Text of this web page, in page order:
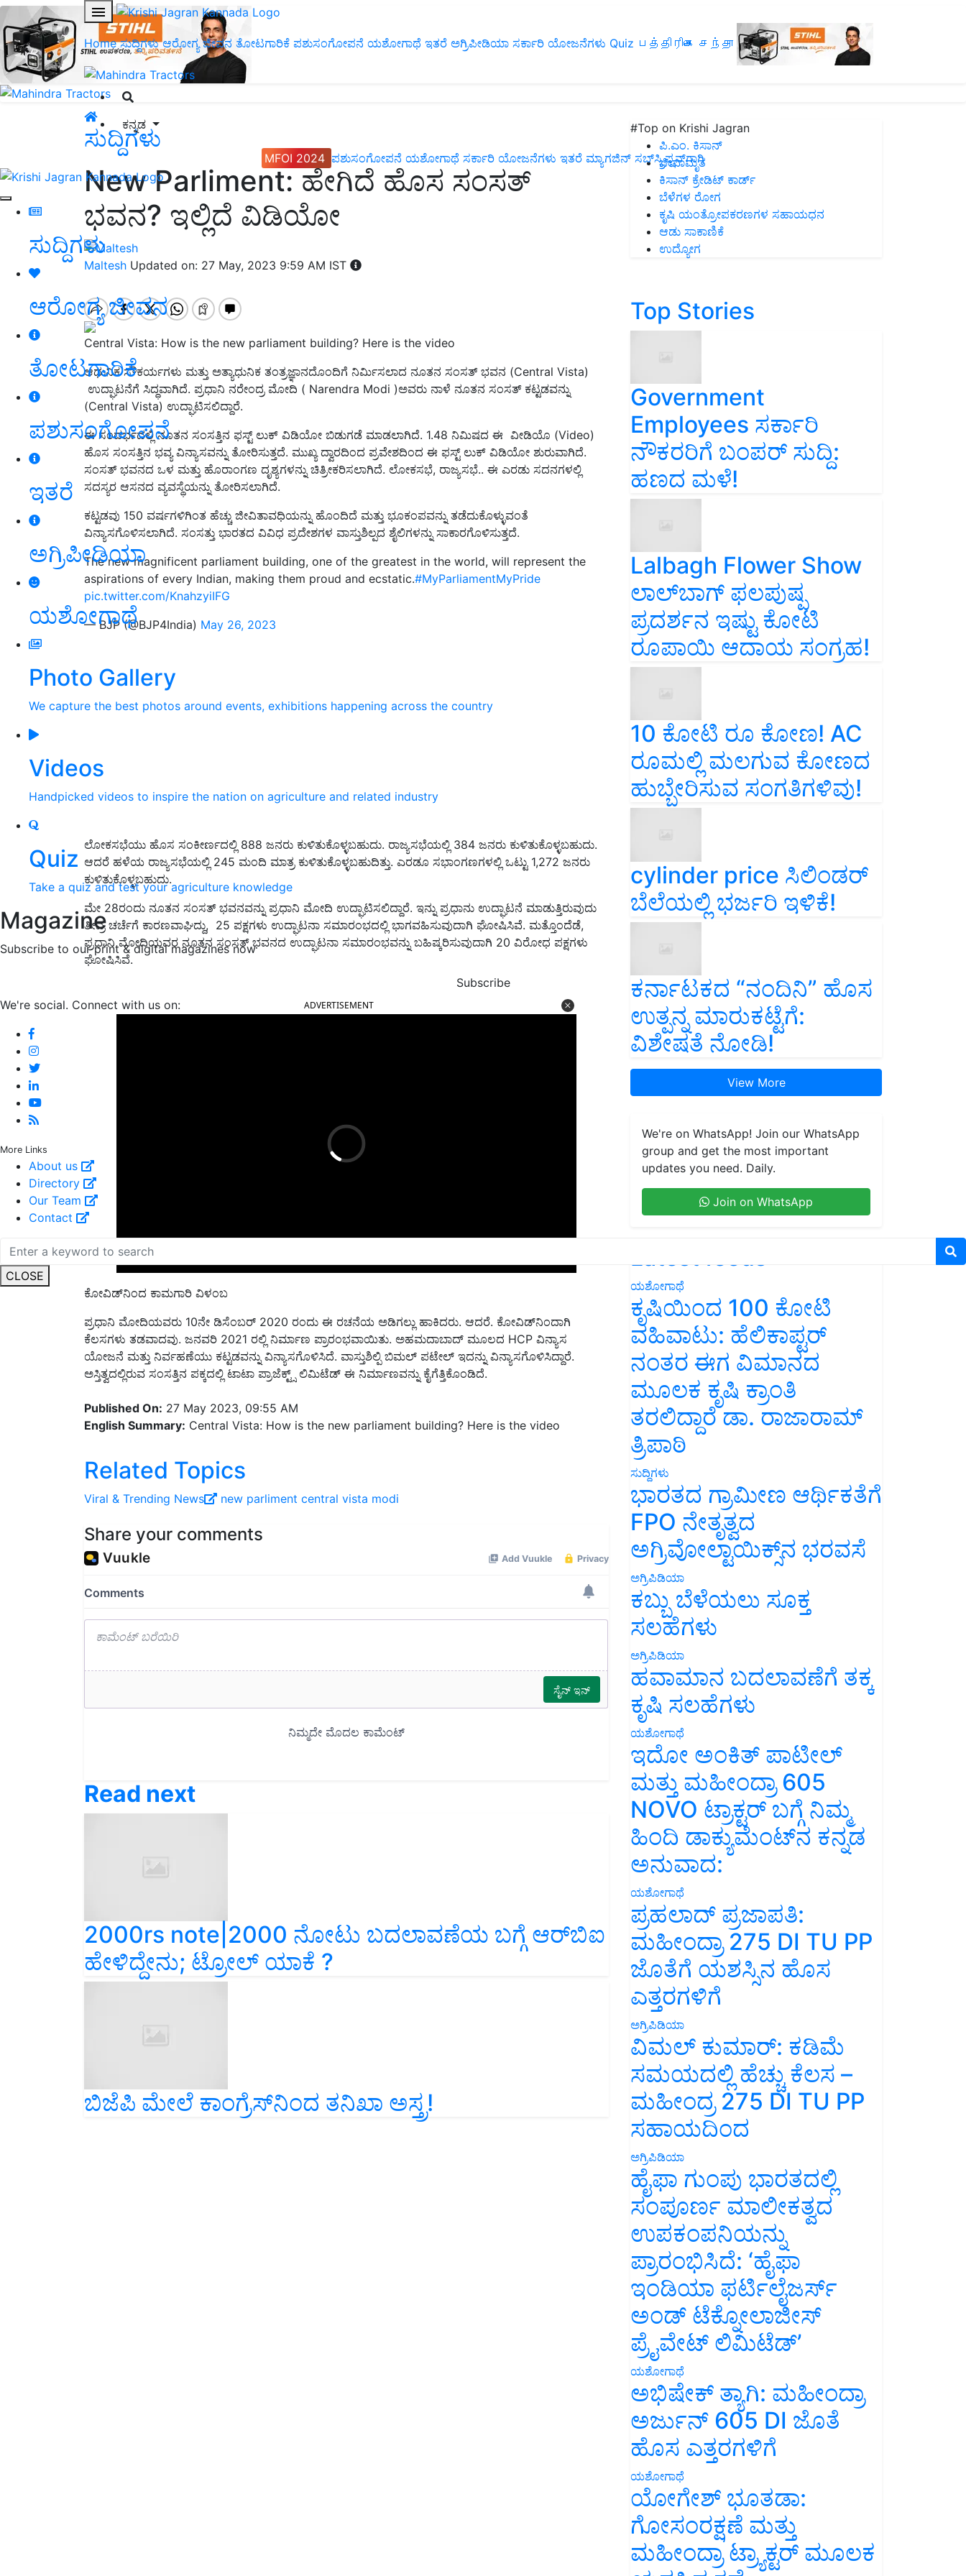
Home ಸುದ್ದಿಗಳು ಆರೋಗ್ಯ ಜೀವನ ತೋಟಗಾರಿಕೆ ಪಶುಸಂಗೋಪನೆ ಯಶೋಗಾಥೆ ಇತರೆ ಅಗ್ರಿಪೀಡಿಯಾ ಸರ್ಕಾರಿ ಯೋಜನೆಗಳು Quiz பத்திரிகை சந்தா
ಕನ್ನಡ
MFOI 2024 ಪಶುಸಂಗೋಪನೆ ಯಶೋಗಾಥೆ ಸರ್ಕಾರಿ ಯೋಜನೆಗಳು ಇತರೆ ಮ್ಯಾಗಜಿನ್‌ ಸಬ್‌ಸ್ಕ್ರಿಪ್ಷನ್‌ಗಾಗಿ
ಸುದ್ದಿಗಳು
ಆರೋಗ್ಯ ಜೀವನ
ತೋಟಗಾರಿಕೆ
ಪಶುಸಂಗೋಪನೆ
ಇತರೆ
ಅಗ್ರಿಪೀಡಿಯಾ
ಯಶೋಗಾಥೆ
Photo Gallery
We capture the best photos around events, exhibitions happening across the country
Videos
Handpicked videos to inspire the nation on agriculture and related industry
Quiz
Take a quiz and test your agriculture knowledge
Magazine
Subscribe to our print & digital magazines now
Subscribe
We're social. Connect with us on:
More Links
About us
Directory
Our Team
Contact
CLOSE
ಸುದ್ದಿಗಳು
New Parliment: ಹೇಗಿದೆ ಹೊಸ ಸಂಸತ್‌
ಭವನ? ಇಲ್ಲಿದೆ ವಿಡಿಯೋ
Maltesh Updated on: 27 May, 2023 9:59 AM IST
Central Vista: How is the new parliament building? Here is the video
ಆಧುನಿಕ ಸೌಕರ್ಯಗಳು ಮತ್ತು ಅತ್ಯಾಧುನಿಕ ತಂತ್ರಜ್ಞಾನದೊಂದಿಗೆ ನಿರ್ಮಿಸಲಾದ ನೂತನ ಸಂಸತ್ ಭವನ (Central Vista)
ಉದ್ಘಾಟನೆಗೆ ಸಿದ್ಧವಾಗಿದೆ. ಪ್ರಧಾನಿ ನರೇಂದ್ರ ಮೋದಿ ( Narendra Modi )ಅವರು ನಾಳೆ ನೂತನ ಸಂಸತ್ ಕಟ್ಟಡವನ್ನು
(Central Vista) ಉದ್ಘಾಟಿಸಲಿದ್ದಾರೆ.
ಈ ಸಂದರ್ಭದಲ್ಲಿ ನೂತನ ಸಂಸತ್ತಿನ ಫಸ್ಟ್ ಲುಕ್ ವಿಡಿಯೋ ಬಿಡುಗಡೆ ಮಾಡಲಾಗಿದೆ. 1.48 ನಿಮಿಷದ ಈ ವೀಡಿಯೊ (Video)
ಹೊಸ ಸಂಸತ್ತಿನ ಭವ್ಯ ವಿನ್ಯಾಸವನ್ನು ತೋರಿಸುತ್ತದೆ. ಮುಖ್ಯ ದ್ವಾರದಿಂದ ಪ್ರವೇಶದಿಂದ ಈ ಫಸ್ಟ್ ಲುಕ್ ವಿಡಿಯೋ ಶುರುವಾಗಿದೆ.
ಸಂಸತ್ ಭವನದ ಒಳ ಮತ್ತು ಹೊರಾಂಗಣ ದೃಶ್ಯಗಳನ್ನು ಚಿತ್ರೀಕರಿಸಲಾಗಿದೆ. ಲೋಕಸಭೆ, ರಾಜ್ಯಸಭೆ.. ಈ ಎರಡು ಸದನಗಳಲ್ಲಿ
ಸದಸ್ಯರ ಆಸನದ ವ್ಯವಸ್ಥೆಯನ್ನು ತೋರಿಸಲಾಗಿದೆ.
ಕಟ್ಟಡವು 150 ವರ್ಷಗಳಿಗಿಂತ ಹೆಚ್ಚು ಜೀವಿತಾವಧಿಯನ್ನು ಹೊಂದಿದೆ ಮತ್ತು ಭೂಕಂಪವನ್ನು ತಡೆದುಕೊಳ್ಳುವಂತೆ
ವಿನ್ಯಾಸಗೊಳಿಸಲಾಗಿದೆ. ಸಂಸತ್ತು ಭಾರತದ ವಿವಿಧ ಪ್ರದೇಶಗಳ ವಾಸ್ತುಶಿಲ್ಪದ ಶೈಲಿಗಳನ್ನು ಸಾಕಾರಗೊಳಿಸುತ್ತದೆ.
The new magnificent parliament building, one of the greatest in the world, will represent the
aspirations of every Indian, making them proud and ecstatic.#MyParliamentMyPride
pic.twitter.com/KnahzyiIFG
— BJP (@BJP4India) May 26, 2023
ಲೋಕಸಭೆಯು ಹೊಸ ಸಂಕೀರ್ಣದಲ್ಲಿ 888 ಜನರು ಕುಳಿತುಕೊಳ್ಳಬಹುದು. ರಾಜ್ಯಸಭೆಯಲ್ಲಿ 384 ಜನರು ಕುಳಿತುಕೊಳ್ಳಬಹುದು.
ಆದರೆ ಹಳೆಯ ರಾಜ್ಯಸಭೆಯಲ್ಲಿ 245 ಮಂದಿ ಮಾತ್ರ ಕುಳಿತುಕೊಳ್ಳಬಹುದಿತ್ತು. ಎರಡೂ ಸಭಾಂಗಣಗಳಲ್ಲಿ ಒಟ್ಟು 1,272 ಜನರು
ಕುಳಿತುಕೊಳ್ಳಬಹುದು.
ಮೇ 28ರಂದು ನೂತನ ಸಂಸತ್ ಭವನವನ್ನು ಪ್ರಧಾನಿ ಮೋದಿ ಉದ್ಘಾಟಿಸಲಿದ್ದಾರೆ. ಇನ್ನು ಪ್ರಧಾನು ಉದ್ಘಾಟನೆ ಮಾಡುತ್ತಿರುವುದು
ತೀವ್ರ ಚರ್ಚೆಗೆ ಕಾರಣವಾಘಿದ್ದು, 25 ಪಕ್ಷಗಳು ಉದ್ಘಾಟನಾ ಸಮಾರಂಭದಲ್ಲಿ ಭಾಗವಹಿಸುವುದಾಗಿ ಘೋಷಿಸಿವೆ. ಮತ್ತೊಂದೆಡೆ,
ಪ್ರಧಾನಿ ಮೋದಿಯವರ ನೂತನ ಸಂಸತ್ ಭವನದ ಉದ್ಘಾಟನಾ ಸಮಾರಂಭವನ್ನು ಬಹಿಷ್ಕರಿಸುವುದಾಗಿ 20 ವಿರೋಧ ಪಕ್ಷಗಳು
ಘೋಷಿಸಿವೆ.
ಕೋವಿಡ್‌ನಿಂದ ಕಾಮಗಾರಿ ವಿಳಂಬ
ಕೆಲಸಗಳು ತಡವಾದವು. ಜನವರಿ 2021 ರಲ್ಲಿ ನಿರ್ಮಾಣ ಪ್ರಾರಂಭವಾಯಿತು. ಅಹಮದಾಬಾದ್ ಮೂಲದ HCP ವಿನ್ಯಾಸ
ಯೋಜನೆ ಮತ್ತು ನಿರ್ವಹಣೆಯು ಕಟ್ಟಡವನ್ನು ವಿನ್ಯಾಸಗೊಳಿಸಿದೆ. ವಾಸ್ತುಶಿಲ್ಪಿ ಬಿಮಲ್ ಪಟೇಲ್ ಇದನ್ನು ವಿನ್ಯಾಸಗೊಳಿಸಿದ್ದಾರೆ.
ಅಸ್ತಿತ್ವದಲ್ಲಿರುವ ಸಂಸತ್ತಿನ ಪಕ್ಕದಲ್ಲಿ ಟಾಟಾ ಪ್ರಾಜೆಕ್ಟ್ಸ್ ಲಿಮಿಟೆಡ್ ಈ ನಿರ್ಮಾಣವನ್ನು ಕೈಗೆತ್ತಿಕೊಂಡಿದೆ.
English Summary:Central Vista: How is the new parliament building? Here is the video
Related Topics
Viral ‍& Trending News new parliment
2000rs note|2000 ನೋಟು ಬದಲಾವಣೆಯ ಬಗ್ಗೆ ಆರ್‌ಬಿಐ
ಹೇಳಿದ್ದೇನು; ಟ್ರೋಲ್‌ ಯಾಕೆ ?
ಬಿಜೆಪಿ ಮೇಲೆ ಕಾಂಗ್ರೆಸ್‌ನಿಂದ ತನಿಖಾ ಅಸ್ತ್ರ!
#Top on Krishi Jagran
ಪಿ.ಎಂ. ಕಿಸಾನ್
ಜೀವಾಮೃತ
ಕಿಸಾನ್ ಕ್ರೇಡಿಟ್ ಕಾರ್ಡ್
ಬೆಳೆಗಳ ರೋಗ
ಕೃಷಿ ಯಂತ್ರೋಪಕರಣಗಳ ಸಹಾಯಧನ
ಆಡು ಸಾಕಾಣಿಕೆ
ಉದ್ಯೋಗ
Top Stories
Government
Employees ಸರ್ಕಾರಿ
ನೌಕರರಿಗೆ ಬಂಪರ್‌ ಸುದ್ದಿ:
ಹಣದ ಮಳೆ!
Lalbagh Flower Show
ಲಾಲ್‌ಬಾಗ್ ಫಲಪುಷ್ಪ
ಪ್ರದರ್ಶನ ಇಷ್ಟು ಕೋಟಿ
ರೂಪಾಯಿ ಆದಾಯ ಸಂಗ್ರಹ!
10 ಕೋಟಿ ರೂ ಕೋಣ! AC
ರೂಮಲ್ಲಿ ಮಲಗುವ ಕೋಣದ
ಹುಬ್ಬೇರಿಸುವ ಸಂಗತಿಗಳಿವು!
cylinder price ಸಿಲಿಂಡರ್‌
ಬೆಲೆಯಲ್ಲಿ ಭರ್ಜರಿ ಇಳಿಕೆ!
ಕರ್ನಾಟಕದ “ನಂದಿನಿ” ಹೊಸ
ಉತ್ಪನ್ನ ಮಾರುಕಟ್ಟೆಗೆ:
ವಿಶೇಷತೆ ನೋಡಿ!
View More
We're on WhatsApp! Join our WhatsApp
group and get the most important
updates you need. Daily.
Join on WhatsApp
Latest feeds
ಯಶೋಗಾಥೆ
ಕೃಷಿಯಿಂದ 100 ಕೋಟಿ
ವಹಿವಾಟು: ಹೆಲಿಕಾಪ್ಟರ್
ನಂತರ ಈಗ ವಿಮಾನದ
ಮೂಲಕ ಕೃಷಿ ಕ್ರಾಂತಿ
ತರಲಿದ್ದಾರೆ ಡಾ. ರಾಜಾರಾಮ್
ತ್ರಿಪಾಠಿ
ಸುದ್ದಿಗಳು
ಭಾರತದ ಗ್ರಾಮೀಣ ಆರ್ಥಿಕತೆಗೆ
FPO ನೇತೃತ್ವದ
ಅಗ್ರಿವೋಲ್ಟಾಯಿಕ್ಸ್‌ನ ಭರವಸೆ
ಅಗ್ರಿಪಿಡಿಯಾ
ಕಬ್ಬು ಬೆಳೆಯಲು ಸೂಕ್ತ
ಸಲಹೆಗಳು
ಅಗ್ರಿಪಿಡಿಯಾ
ಹವಾಮಾನ ಬದಲಾವಣೆಗೆ ತಕ್ಕ
ಕೃಷಿ ಸಲಹೆಗಳು
ಯಶೋಗಾಥೆ
ಇದೋ ಅಂಕಿತ್ ಪಾಟೀಲ್
ಮತ್ತು ಮಹೀಂದ್ರಾ 605
NOVO ಟ್ರಾಕ್ಟರ್ ಬಗ್ಗೆ ನಿಮ್ಮ
ಹಿಂದಿ ಡಾಕ್ಯುಮೆಂಟ್‌ನ ಕನ್ನಡ
ಅನುವಾದ:
ಯಶೋಗಾಥೆ
ಪ್ರಹಲಾದ್ ಪ್ರಜಾಪತಿ:
ಮಹೀಂದ್ರಾ 275 DI TU PP
ಜೊತೆಗೆ ಯಶಸ್ಸಿನ ಹೊಸ
ಎತ್ತರಗಳಿಗೆ
ಅಗ್ರಿಪಿಡಿಯಾ
ವಿಮಲ್ ಕುಮಾರ್: ಕಡಿಮೆ
ಸಮಯದಲ್ಲಿ ಹೆಚ್ಚು ಕೆಲಸ –
ಮಹೀಂದ್ರ 275 DI TU PP
ಸಹಾಯದಿಂದ
ಅಗ್ರಿಪಿಡಿಯಾ
ಹೈಫಾ ಗುಂಪು ಭಾರತದಲ್ಲಿ
ಸಂಪೂರ್ಣ ಮಾಲೀಕತ್ವದ
ಉಪಕಂಪನಿಯನ್ನು
ಪ್ರಾರಂಭಿಸಿದೆ: ‘ಹೈಫಾ
ಇಂಡಿಯಾ ಫರ್ಟಿಲೈಜರ್ಸ್
ಅಂಡ್ ಟೆಕ್ನೋಲಾಜೀಸ್
ಪ್ರೈವೇಟ್ ಲಿಮಿಟೆಡ್’
ಯಶೋಗಾಥೆ
ಅಭಿಷೇಕ್ ತ್ಯಾಗಿ: ಮಹೀಂದ್ರಾ
ಅರ್ಜುನ್ 605 DI ಜೊತೆ
ಹೊಸ ಎತ್ತರಗಳಿಗೆ
ಯಶೋಗಾಥೆ
ಯೋಗೇಶ್ ಭೂತಡಾ:
ಗೋಸಂರಕ್ಷಣೆ ಮತ್ತು
ಮಹೀಂದ್ರಾ ಟ್ರ್ಯಾಕ್ಟರ್ ಮೂಲಕ